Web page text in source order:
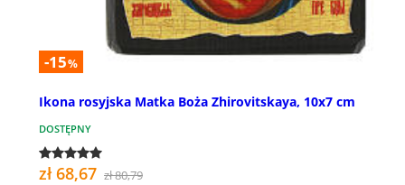
-15%
Ikona rosyjska Matka Boża Zhirovitskaya, 10x7 cm
DOSTĘPNY
zł 68,67 zł 80,79